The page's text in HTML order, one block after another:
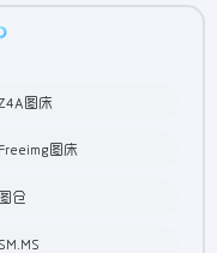
图床
Freeimg图床
图仓
SM.MS